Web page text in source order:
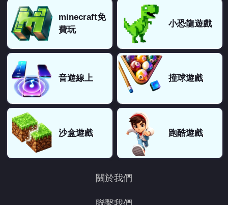
minecraft免
費玩
小恐龍遊戲
音遊線上 撞球遊戲
沙盒遊戲 跑酷遊戲
關於我們